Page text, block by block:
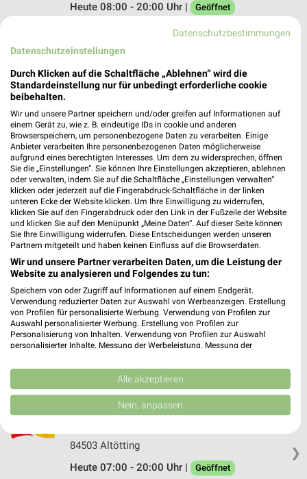
Heute 08:00 - 20:00 Uhr |
Geöffnet
476,99 km • Angebote: 3 Prospekte
Rossmann Wasserburg am Inn
Molkerei-Bauer-Str. 14
Heute 08:00 - 20:00 Uhr | Geöffnet
504,22 km • Angebote: 3 Prospekte
dm Wasserburg a.Inn
Staudhamer Feld 2a
83512 Wasserburg a.Inn
Heute 08:00 - 20:00 Uhr | Geöffnet
503,46 km
Rossmann Neumarkt-Sankt Veit
Ampfinger Str. 2
84494 Neumarkt-Sankt Veit
Heute 08:00 - 20:00 Uhr |
467,51 km • Angebote: 3 Prospekte
❯
dm Altötting
84503 Altötting
Heute 07:00 - 20:00 Uhr |
Geöffnet
Datenschutzbestimmungen
Datenschutzeinstellungen
Durch Klicken auf die Schaltfläche „Ablehnen“ wird die
Standardeinstellung nur für unbedingt erforderliche cookie
beibehalten.
Wir und unsere Partner speichern und/oder greifen auf Informationen auf
einem Gerät zu, wie z. B. eindeutige IDs in cookie und anderen
Browserspeichern, um personenbezogene Daten zu verarbeiten. Einige
Anbieter verarbeiten Ihre personenbezogenen Daten möglicherweise
aufgrund eines berechtigten Interesses. Um dem zu widersprechen, öffnen
Sie die „Einstellungen“. Sie können Ihre Einstellungen akzeptieren, ablehnen
oder verwalten, indem Sie auf die Schaltfläche „Einstellungen verwalten“
klicken oder jederzeit auf die Fingerabdruck-Schaltfläche in der linken
unteren Ecke der Website klicken. Um Ihre Einwilligung zu widerrufen,
klicken Sie auf den Fingerabdruck oder den Link in der Fußzeile der Website
und klicken Sie auf den Menüpunkt „Meine Daten“. Auf dieser Seite können
Sie Ihre Einwilligung widerrufen. Diese Entscheidungen werden unseren
Partnern mitgeteilt und haben keinen Einfluss auf die Browserdaten.
Wir und unsere Partner verarbeiten Daten, um die Leistung der
Website zu analysieren und Folgendes zu tun:
Speichern von oder Zugriff auf Informationen auf einem Endgerät.
Verwendung reduzierter Daten zur Auswahl von Werbeanzeigen. Erstellung
von Profilen für personalisierte Werbung. Verwendung von Profilen zur
Auswahl personalisierter Werbung. Erstellung von Profilen zur
Personalisierung von Inhalten. Verwendung von Profilen zur Auswahl
personalisierter Inhalte. Messung der Werbeleistung. Messung der
Kombinationen von Daten aus verschiedenen Quellen. Entwicklung und
Verbesserung der Angebote. Verwendung reduzierter Daten zur Auswahl
von Inhalten.
Daten können außerhalb der Europäischen Union weitergegeben und in die
USA gesendet werden.
Website/App.
Wir nutzen Ihre Daten für folgende Zwecke:
Alle akzeptieren
Nein, anpassen